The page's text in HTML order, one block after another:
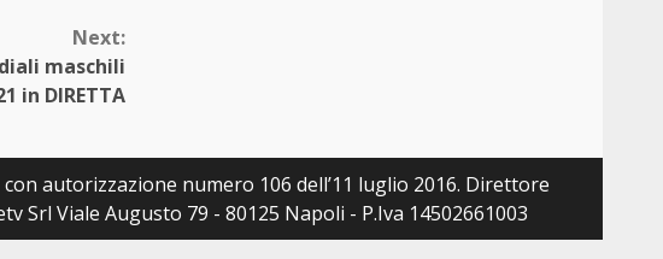
Next:
maschili
in DIRETTA
autorizzazione numero 106 dell’11 luglio 2016. Direttore
Viale Augusto 79 - 80125 Napoli - P.Iva 14502661003